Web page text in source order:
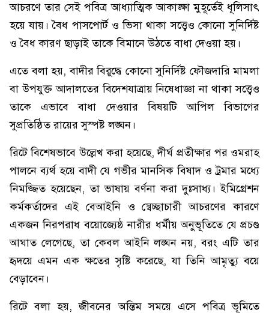
আচরণে তার সেই পবিত্র আধ্যাত্মিক আকাঙ্ক্ষা মুহূর্তেই ধূলিসাৎ
হয়ে যায়। বৈধ পাসপোর্ট ও ভিসা থাকা সত্ত্বেও কোনো সুনির্দিষ্ট
ও বৈধ কারণ ছাড়াই তাকে বিমানে উঠতে বাধা দেওয়া হয়।
এতে বলা হয়, বাদীর বিরুদ্ধে কোনো সুনির্দিষ্ট ফৌজদারি মামলা
বা উপযুক্ত আদালতের বিদেশযাত্রায় নিষেধাজ্ঞা না থাকা সত্ত্বেও
তাকে এভাবে বাধা দেওয়ার বিষয়টি আপিল বিভাগের
সুপ্রতিষ্ঠিত রায়ের সুস্পষ্ট লঙ্ঘন।
রিটে বিশেষভাবে উল্লেখ করা হয়েছে, দীর্ঘ প্রতীক্ষার পর ওমরাহ
পালনে ব্যর্থ হয়ে বাদী যে গভীর মানসিক বিষাদ ও ট্রমার মধ্যে
নিমজ্জিত হয়েছেন, তা ভাষায় বর্ণনা করা দুঃসাধ্য। ইমিগ্রেশন
কর্মকর্তাদের এই বেআইনি ও স্বেচ্ছাচারী আচরণের কারণে
একজন নিরপরাধ বয়োজ্যেষ্ঠ নারীর ধর্মীয় অনুভূতিতে যে প্রচণ্ড
আঘাত লেগেছে, তা কেবল আইনি লঙ্ঘন নয়, বরং এটি তার
হৃদয়ে এমন এক ক্ষতের সৃষ্টি করেছে, যা তিনি আমৃত্যু বয়ে
বেড়াবেন।
রিটে বলা হয়, জীবনের অন্তিম সময়ে এসে পবিত্র ভূমিতে